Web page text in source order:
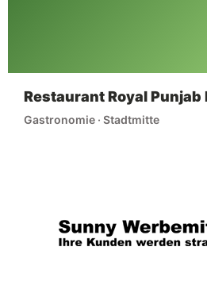
Restaurant Royal Punjab
Gastronomie · Stadtmitte